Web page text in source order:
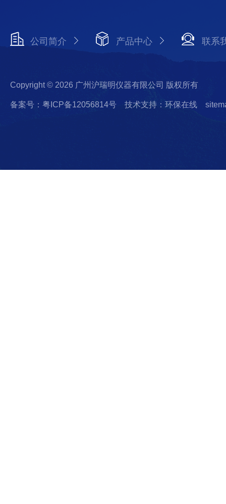
公司简介 产品中心 联系
Copyright © 2026 广州沪瑞明仪器有限公司 版权所有
备案号：粤ICP备12056814号 技术支持：环保在线